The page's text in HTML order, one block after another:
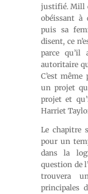
justifié. Mill
obéissant à
puis sa
disent, ce
parce qu’il
autoritaire
C’est
un projet
projet et
Harriet
Le chapitre
pour un
dans la
question de
trouvera
principales